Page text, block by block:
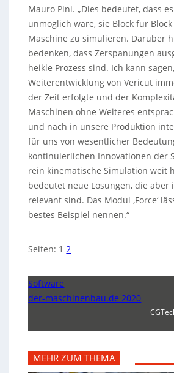
Mauro Pini. „Dies bedeutet, dass
unmöglich wäre, sie Block für
Maschine zu simulieren. Darüber
bedenken, dass Zerspanungen
heikle Prozess sind. Ich kann
Weiterentwicklung von Vericut
der Zeit erfolgte und der
Maschinen ohne Weiteres
und nach in unsere Produktion
für uns von wesentlicher
kontinuierlichen Innovationen der
rein kinematische Simulation weit
bedeutet neue Lösungen, die aber
relevant sind. Das Modul ‚Force‘
bestes Beispiel nennen.“
Seiten: 1 2
Software
der-maschinenbau.de 2020
MEHR ZUM THEMA